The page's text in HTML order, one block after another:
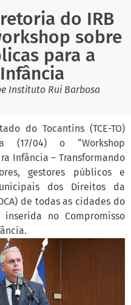
do IRB
sobre
para a
Instituto Rui Barbosa
do Tocantins (TCE-TO)
(17/04) o “Workshop
Infância – Transformando
gestores públicos e
dos Direitos da
de todas as cidades do
no Compromisso